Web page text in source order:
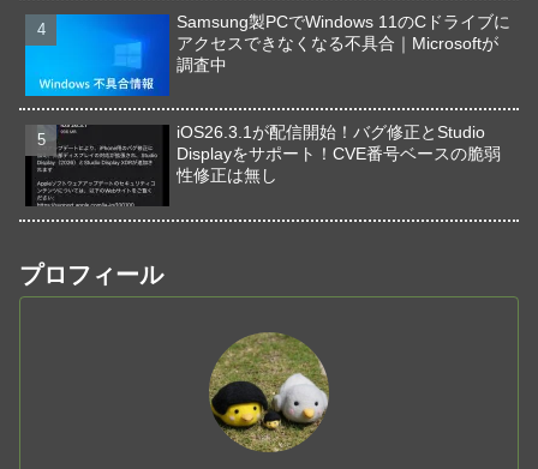
Samsung製PCでWindows 11のCドライブに
アクセスできなくなる不具合｜Microsoftが
調査中
iOS26.3.1が配信開始！バグ修正とStudio
Displayをサポート！CVE番号ベースの脆弱
性修正は無し
プロフィール